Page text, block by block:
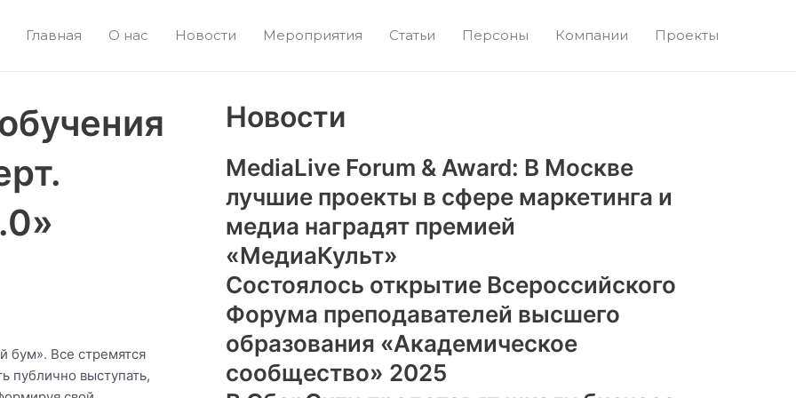
Главная О нас Новости Мероприятия Статьи Персоны Компании Проекты
бум». Все стремятся
публично выступать,
Новости
MediaLive Forum & Award: В Москве
лучшие проекты в сфере маркетинга и
медиа наградят премией
«МедиаКульт»
Состоялось открытие Всероссийского
Форума преподавателей высшего
образования «Академическое
сообщество» 2025